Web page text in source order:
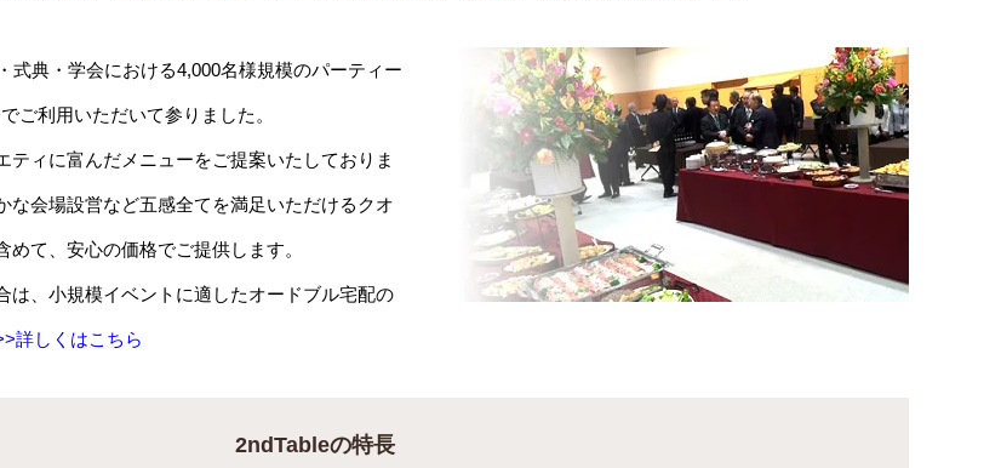
式典・学会における4,000名様規模のパーティー
ご利用いただいて参りました。
ティに富んだメニューをご提案いたしておりま
な会場設営など五感全てを満足いただけるクオ
て、安心の価格でご提供します。
、小規模イベントに適したオードブル宅配の
詳しくはこちら
2ndTableの特長